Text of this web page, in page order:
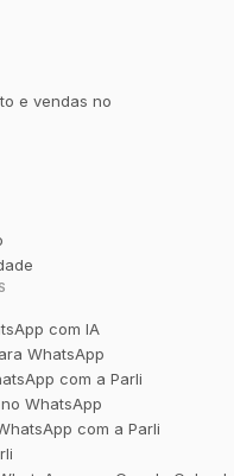
e vendas no
com IA
WhatsApp
com a Parli
WhatsApp
com a Parli